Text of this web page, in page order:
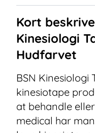
Kort
Kinesiologi
Hudfarvet
BSN Kinesiologi
kinesiotape
at behandle
medical har